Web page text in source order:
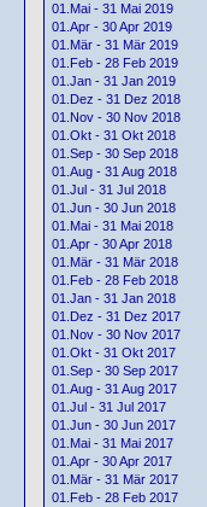
01.Mai - 31 Mai 2019
01.Apr - 30 Apr 2019
01.Mär - 31 Mär 2019
01.Feb - 28 Feb 2019
01.Jan - 31 Jan 2019
01.Dez - 31 Dez 2018
01.Nov - 30 Nov 2018
01.Okt - 31 Okt 2018
01.Sep - 30 Sep 2018
01.Aug - 31 Aug 2018
01.Jul - 31 Jul 2018
01.Jun - 30 Jun 2018
01.Mai - 31 Mai 2018
01.Apr - 30 Apr 2018
01.Mär - 31 Mär 2018
01.Feb - 28 Feb 2018
01.Jan - 31 Jan 2018
01.Dez - 31 Dez 2017
01.Nov - 30 Nov 2017
01.Okt - 31 Okt 2017
01.Sep - 30 Sep 2017
01.Aug - 31 Aug 2017
01.Jul - 31 Jul 2017
01.Jun - 30 Jun 2017
01.Mai - 31 Mai 2017
01.Apr - 30 Apr 2017
01.Mär - 31 Mär 2017
01.Feb - 28 Feb 2017